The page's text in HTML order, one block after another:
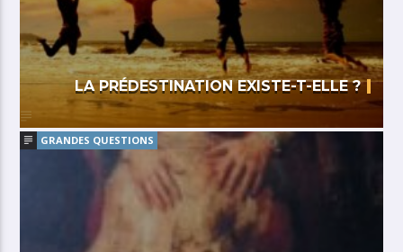
LA PRÉDESTINATION EXISTE-T-ELLE ?
GRANDES QUESTIONS